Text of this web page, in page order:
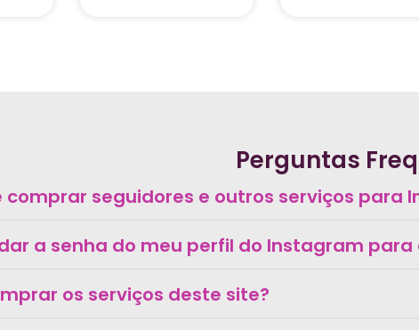
Perguntas
comprar seguidores e outros serviços para
a senha do meu perfil do Instagram
os serviços deste site?